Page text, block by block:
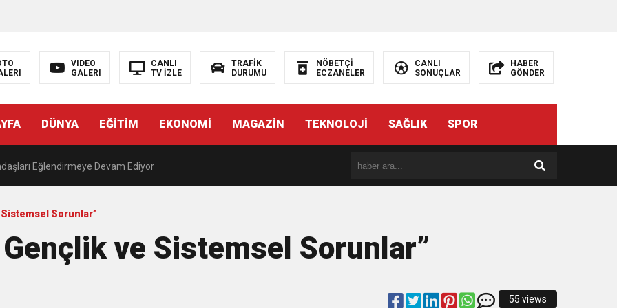
VIDEO
GALERI
CANLI
TV İZLE
TRAFİK
DURUMU
NÖBETÇİ
ECZANELER
CANLI
SONUÇLAR
HABER
GÖNDER
DÜNYA EĞİTİM EKONOMİ MAGAZİN TEKNOLOJİ SAĞLIK SPOR
MÜZİK ZİYAFETİ
Eğlendirmeye Devam Ediyor
Destek
kortlarda şampiyonluğa hazırlıyor
Sorunlar”
ve Sistemsel Sorunlar”
55 views